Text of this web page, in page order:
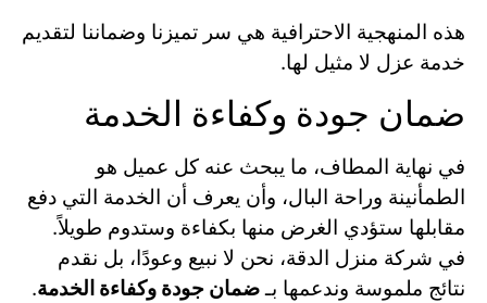
هذه المنهجية الاحترافية هي سر تميزنا وضماننا لتقديم
خدمة عزل لا مثيل لها.
ضمان جودة وكفاءة الخدمة
في نهاية المطاف، ما يبحث عنه كل عميل هو
الطمأنينة وراحة البال، وأن يعرف أن الخدمة التي دفع
مقابلها ستؤدي الغرض منها بكفاءة وستدوم طويلاً.
في شركة منزل الدقة، نحن لا نبيع وعودًا، بل نقدم
نتائج ملموسة وندعمها بـضمان جودة وكفاءة الخدمة.